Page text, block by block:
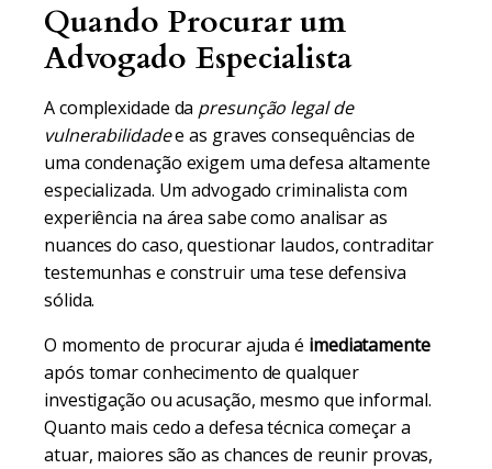
Quando Procurar um
Advogado Especialista
A complexidade da presunção legal de
vulnerabilidadee as graves consequências de
uma condenação exigem uma defesa altamente
especializada. Um advogado criminalista com
experiência na área sabe como analisar as
nuances do caso, questionar laudos, contraditar
testemunhas e construir uma tese defensiva
sólida.
O momento de procurar ajuda é imediatamente
após tomar conhecimento de qualquer
investigação ou acusação, mesmo que informal.
Quanto mais cedo a defesa técnica começar a
atuar, maiores são as chances de reunir provas,